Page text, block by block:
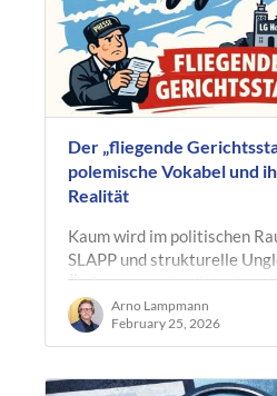
Der „fliegende
polemische Vokabel und
Realität
Kaum wird im politischen
SLAPP und strukturelle
Äußerungsrecht diskutiert,
erneut ab: der sogenannte…
Arno Lampmann
February 25, 2026